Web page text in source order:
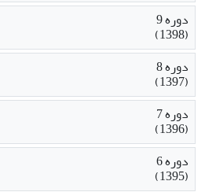
دوره 9
(1398)
دوره 8
(1397)
دوره 7
(1396)
دوره 6
(1395)